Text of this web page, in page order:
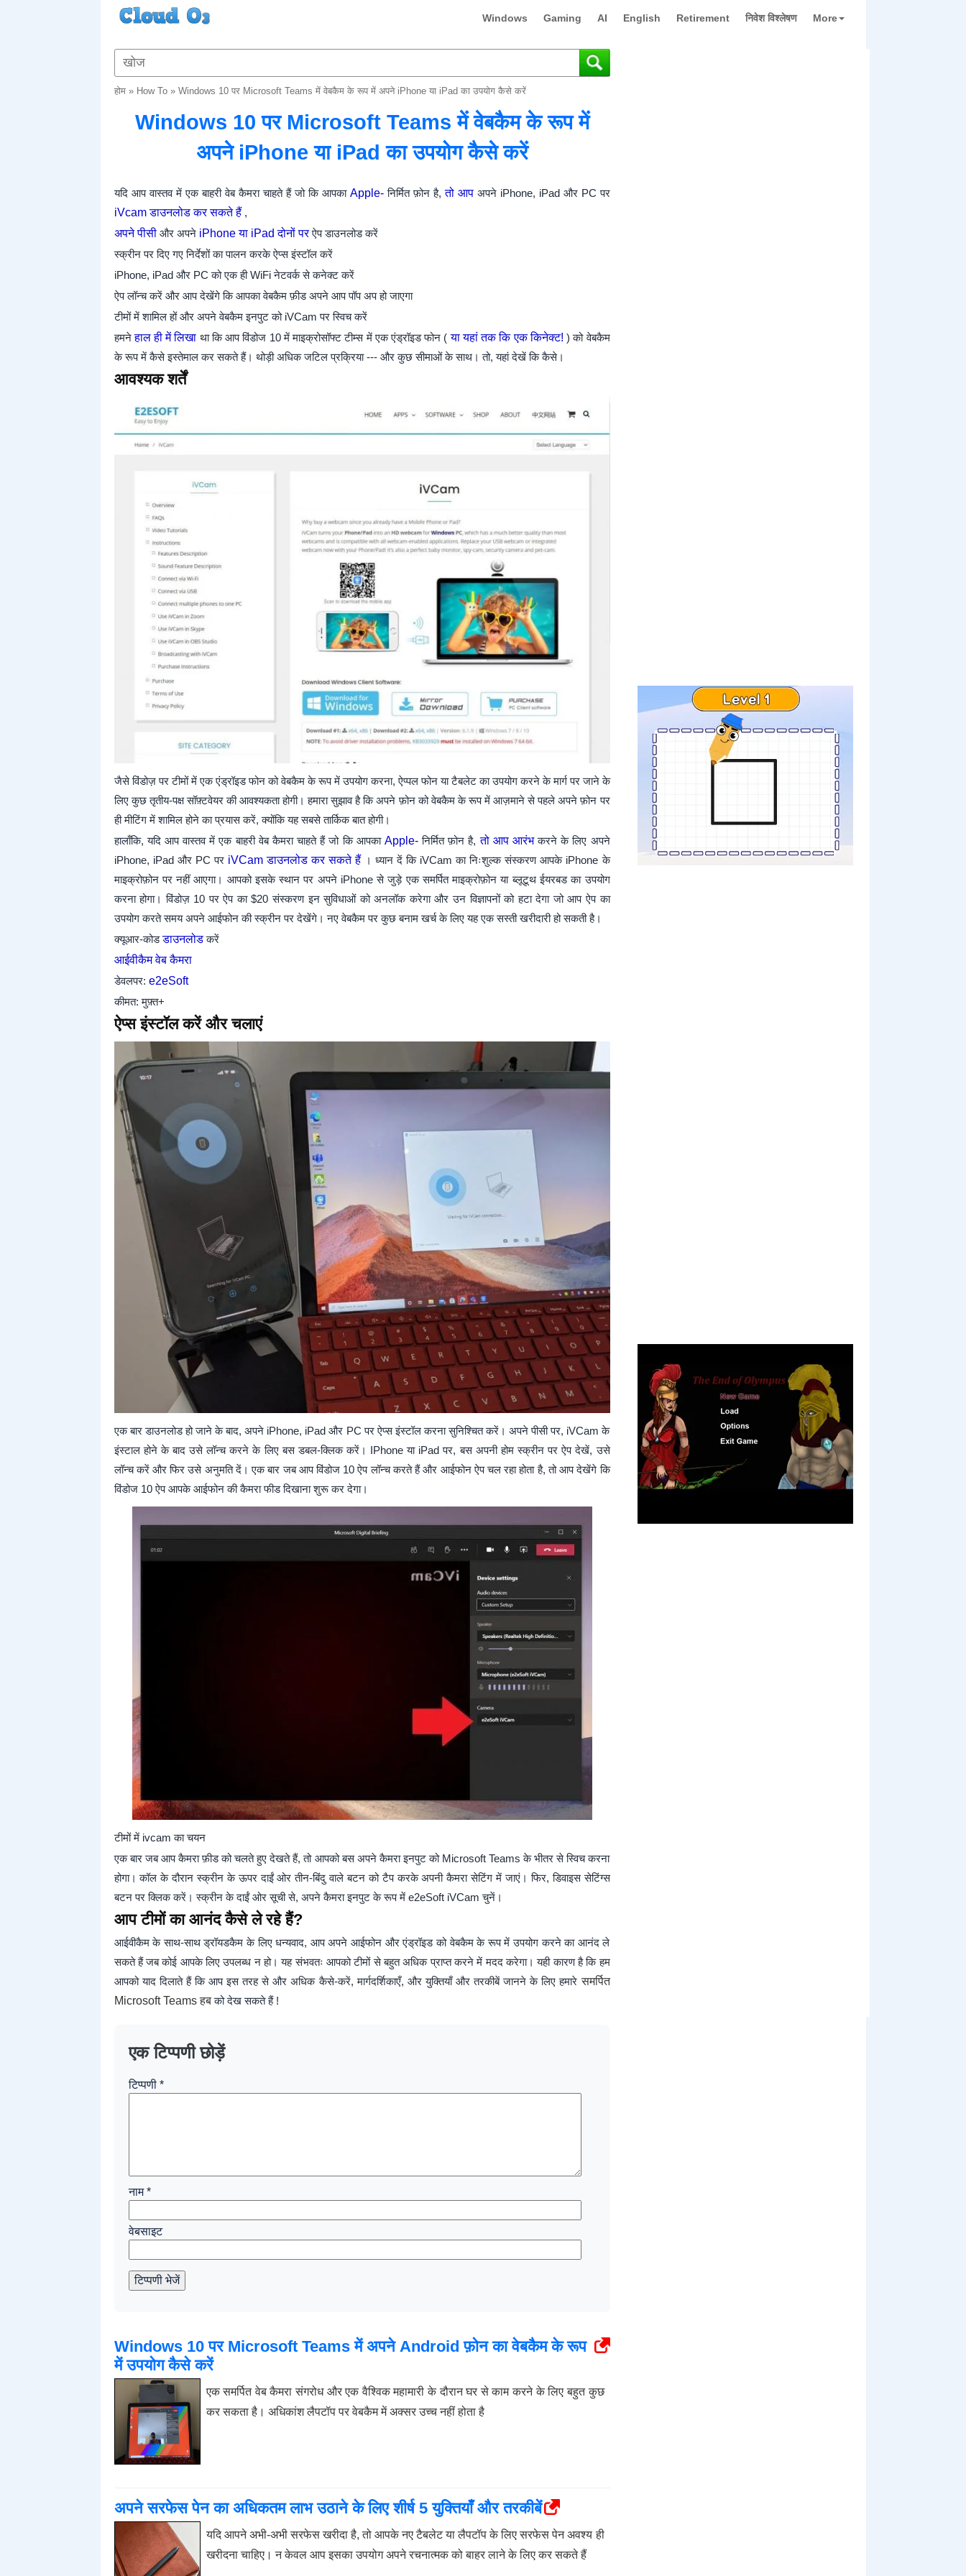
Windows Gaming AI English Retirement निवेश विश्लेषण More
होम» How To» Windows 10 पर Microsoft Teams में वेबकैम के रूप में अपने iPhone या iPad का उपयोग कैसे करें
Windows 10 पर Microsoft Teams में वेबकैम के रूप में
अपने iPhone या iPad का उपयोग कैसे करें
यदि आप वास्तव में एक बाहरी वेब कैमरा चाहते हैं जो कि आपका Apple-निर्मित फ़ोन है,तो आपअपने iPhone, iPad और PC पर
iVcam डाउनलोड कर सकते हैं,
अपने पीसीऔर अपने iPhone या iPadदोनों परऐप डाउनलोड करें
स्क्रीन पर दिए गए निर्देशों का पालन करके ऐप्स इंस्टॉल करें
iPhone, iPad और PC को एक ही WiFi नेटवर्क से कनेक्ट करें
ऐप लॉन्च करें और आप देखेंगे कि आपका वेबकैम फ़ीड अपने आप पॉप अप हो जाएगा
टीमों में शामिल हों और अपने वेबकैम इनपुट को iVCam पर स्विच करें
हमनेहाल ही में लिखा था कि आप विंडोज 10 में माइक्रोसॉफ्ट टीम्स में एक एंड्रॉइड फोन (या यहां तक ​​कि एक किनेक्ट! ) को वेबकैम
के रूप में कैसे इस्तेमाल कर सकते हैं। थोड़ी अधिक जटिल प्रक्रिया --- और कुछ सीमाओं के साथ। तो, यहां देखें कि कैसे।
आवश्यक शर्तें
जैसे विंडोज़ पर टीमों में एक एंड्रॉइड फोन को वेबकैम के रूप में उपयोग करना, ऐप्पल फोन या टैबलेट का उपयोग करने के मार्ग पर जाने के
लिए कुछ तृतीय-पक्ष सॉफ़्टवेयर की आवश्यकता होगी। हमारा सुझाव है कि अपने फ़ोन को वेबकैम के रूप में आज़माने से पहले अपने फ़ोन पर
ही मीटिंग में शामिल होने का प्रयास करें, क्योंकि यह सबसे तार्किक बात होगी।
हालाँकि, यदि आप वास्तव में एक बाहरी वेब कैमरा चाहते हैं जो कि आपका Apple-निर्मित फ़ोन है,तो आप आरंभकरने के लिए अपने
iPhone, iPad और PC पर iVCam डाउनलोड कर सकते हैं। ध्यान दें कि iVCam का निःशुल्क संस्करण आपके iPhone के
माइक्रोफ़ोन पर नहीं आएगा। आपको इसके स्थान पर अपने iPhone से जुड़े एक समर्पित माइक्रोफ़ोन या ब्लूटूथ ईयरबड का उपयोग
करना होगा। विंडोज़ 10 पर ऐप का $20 संस्करण इन सुविधाओं को अनलॉक करेगा और उन विज्ञापनों को हटा देगा जो आप ऐप का
उपयोग करते समय अपने आईफोन की स्क्रीन पर देखेंगे। नए वेबकैम पर कुछ बनाम खर्च के लिए यह एक सस्ती खरीदारी हो सकती है।
क्यूआर-कोडडाउनलोडकरें
आईवीकैम वेब कैमरा
डेवलपर: e2eSoft
कीमत: मुफ़्त+
ऐप्स इंस्टॉल करें और चलाएं
एक बार डाउनलोड हो जाने के बाद, अपने iPhone, iPad और PC पर ऐप्स इंस्टॉल करना सुनिश्चित करें। अपने पीसी पर, iVCam के
इंस्टाल होने के बाद उसे लॉन्च करने के लिए बस डबल-क्लिक करें। IPhone या iPad पर, बस अपनी होम स्क्रीन पर ऐप देखें, उसे
लॉन्च करें और फिर उसे अनुमति दें। एक बार जब आप विंडोज 10 ऐप लॉन्च करते हैं और आईफोन ऐप चल रहा होता है, तो आप देखेंगे कि
विंडोज 10 ऐप आपके आईफोन की कैमरा फीड दिखाना शुरू कर देगा।
टीमों में ivcam का चयन
एक बार जब आप कैमरा फ़ीड को चलते हुए देखते हैं, तो आपको बस अपने कैमरा इनपुट को Microsoft Teams के भीतर से स्विच करना
होगा। कॉल के दौरान स्क्रीन के ऊपर दाईं ओर तीन-बिंदु वाले बटन को टैप करके अपनी कैमरा सेटिंग में जाएं। फिर, डिवाइस सेटिंग्स
बटन पर क्लिक करें। स्क्रीन के दाईं ओर सूची से, अपने कैमरा इनपुट के रूप में e2eSoft iVCam चुनें।
आप टीमों का आनंद कैसे ले रहे हैं?
आईवीकैम के साथ-साथ ड्रॉयडकैम के लिए धन्यवाद, आप अपने आईफोन और एंड्रॉइड को वेबकैम के रूप में उपयोग करने का आनंद ले
सकते हैं जब कोई आपके लिए उपलब्ध न हो। यह संभवतः आपको टीमों से बहुत अधिक प्राप्त करने में मदद करेगा। यही कारण है कि हम
आपको याद दिलाते हैं कि आप इस तरह से और अधिक कैसे-करें, मार्गदर्शिकाएँ, और युक्तियाँ और तरकीबें जानने के लिए हमारेसमर्पित
Microsoft Teams हबको देख सकते हैं !
एक टिप्पणी छोड़ें
टिप्पणी *
नाम*
वेबसाइट
टिप्पणी भेजें
Windows 10 पर Microsoft Teams में अपने Android फ़ोन का वेबकैम के रूप
में उपयोग कैसे करें
एक समर्पित वेब कैमरा संगरोध और एक वैश्विक महामारी के दौरान घर से काम करने के लिए बहुत कुछ
कर सकता है। अधिकांश लैपटॉप पर वेबकैम में अक्सर उच्च नहीं होता है
अपने सरफेस पेन का अधिकतम लाभ उठाने के लिए शीर्ष 5 युक्तियाँ और तरकीबें
यदि आपने अभी-अभी सरफेस खरीदा है, तो आपके नए टैबलेट या लैपटॉप के लिए सरफेस पेन अवश्य ही
खरीदना चाहिए। न केवल आप इसका उपयोग अपने रचनात्मक को बाहर लाने के लिए कर सकते हैं